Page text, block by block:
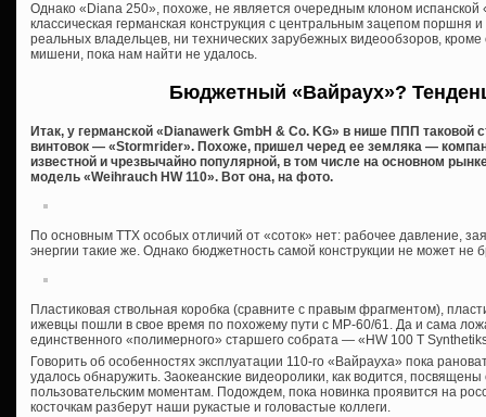
Однако «Diana 250», похоже, не является очередным клоном испанской
классическая германская конструкция с центральным зацепом поршня
реальных владельцев, ни технических зарубежных видеообзоров, кроме
мишени, пока нам найти не удалось.
Бюджетный «Вайраух»?
Итак, у германской «Dianawerk GmbH & Co. KG» в нише ППП таковой
винтовок — «Stormrider». Похоже, пришел черед ее земляка —
известной и чрезвычайно популярной, в том числе на основном
модель «Weihrauch HW 110». Вот она, на фото.
По основным ТТХ особых отличий от «соток» нет: рабочее давление,
энергии такие же. Однако бюджетность самой конструкции не может не
Пластиковая ствольная коробка (сравните с правым фрагментом),
ижевцы пошли в свое время по похожему пути с МР-60/61. Да и сама
единственного «полимерного» старшего собрата — «HW 100 T
Говорить об особенностях эксплуатации 110-го «Вайрауха» пока
удалось обнаружить. Заокеанские видеоролики, как водится,
пользовательским моментам. Подождем, пока новинка проявится на
косточкам разберут наши рукастые и головастые коллеги.